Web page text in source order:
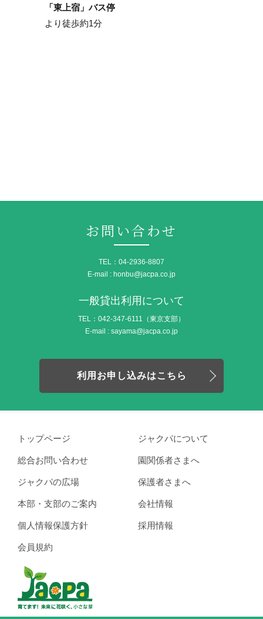
「東上宿」バス停
より徒歩約1分
お問い合わせ
TEL：04-2936-8807
E-mail : honbu@jacpa.co.jp
一般貸出利用について
TEL：042-347-6111（東京支部）
E-mail : sayama@jacpa.co.jp
利用お申し込みはこちら
トップページ
総合お問い合わせ
ジャクパの広場
本部・支部のご案内
個人情報保護方針
会員規約
ジャクパについて
園関係者さまへ
保護者さまへ
会社情報
採用情報